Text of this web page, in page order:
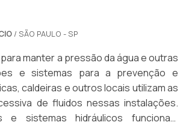
/ SÃO PAULO - SP
manter a pressão da água e outras
e sistemas para a prevenção e
caldeiras e outros locais utilizam as
de fluidos nessas instalações.
sistemas hidráulicos funcionam